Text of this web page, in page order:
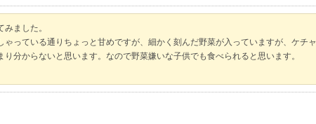
ました。
ゃっている通りちょっと甘めですが、細かく刻んだ野菜が入っていますが、ケチャ
り分からないと思います。なので野菜嫌いな子供でも食べられると思います。